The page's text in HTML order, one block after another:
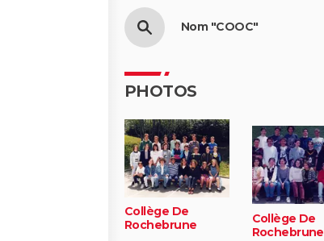
Nom "COOC"
PHOTOS
Collège De
Rochebrune
Collège De
Rochebrune